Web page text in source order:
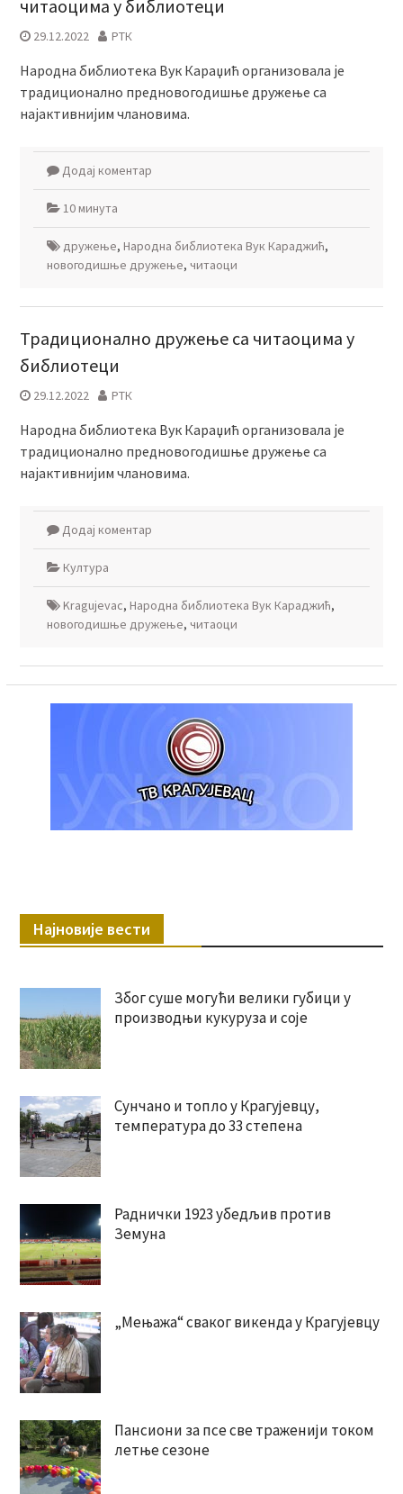
читаоцима у библиотеци
29.12.2022 РТК
Народна библиотека Вук Караџић организовала је
традиционално предновогодишње дружење са
најактивнијим члановима.
Додај коментар
10 минута
дружење, Народна библиотека Вук Караджић,
новогодишње дружење, читаоци
Традиционално дружење са читаоцима у
библиотеци
29.12.2022 РТК
Народна библиотека Вук Караџић организовала је
традиционално предновогодишње дружење са
најактивнијим члановима.
Додај коментар
Култура
Kragujevac, Народна библиотека Вук Караджић,
новогодишње дружење, читаоци
Најновије вести
Због суше могући велики губици у
производњи кукуруза и соје
Сунчано и топло у Крагујевцу,
температура до 33 степена
Раднички 1923 убедљив против
Земуна
„Мењажа“ сваког викенда у Крагујевцу
Пансиони за псе све траженији током
летње сезоне